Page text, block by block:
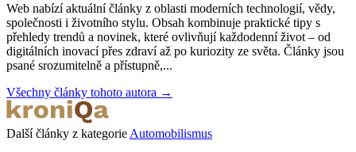
Web nabízí aktuální články z oblasti moderních technologií, vědy,
společnosti i životního stylu. Obsah kombinuje praktické tipy s
přehledy trendů a novinek, které ovlivňují každodenní život – od
digitálních inovací přes zdraví až po kuriozity ze světa. Články jsou
psané srozumitelně a přístupně,...
Všechny články tohoto autora →
Další články z kategorie Automobilismus